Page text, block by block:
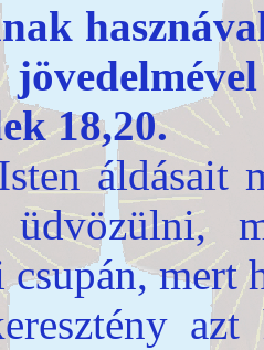
18,20.
áldásait
mert